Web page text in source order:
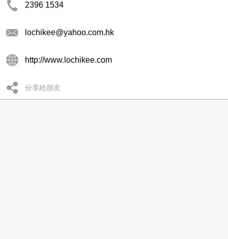
2396 1534
lochikee@yahoo.com.hk
http://www.lochikee.com
分享給朋友